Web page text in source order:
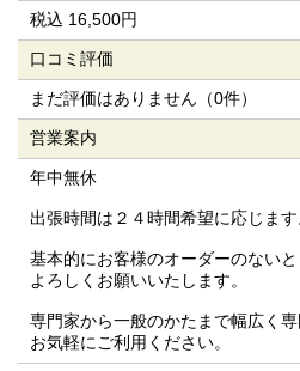
税込 16,500円
口コミ評価
まだ評価はありません（0件）
営業案内
年中無休
出張時間は２４時間希望に応じます
基本的にお客様のオーダーのない
よろしくお願いいたします。
専門家から一般のかたまで幅広く専
お気軽にご利用ください。